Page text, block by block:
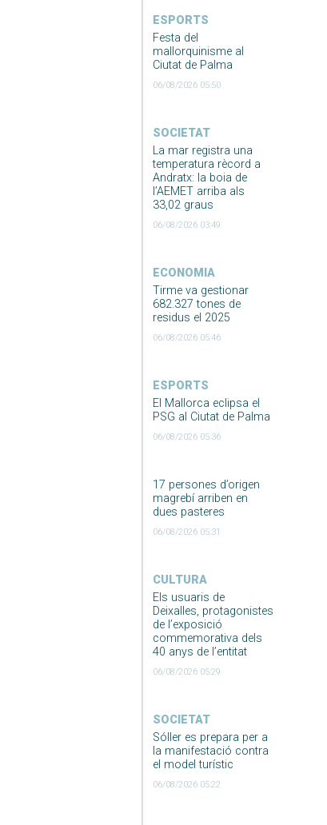
ESPORTS
Festa del
mallorquinisme al
Ciutat de Palma
06/08/2026 05:50
SOCIETAT
La mar registra una
temperatura rècord a
Andratx: la boia de
l’AEMET arriba als
33,02 graus
06/08/2026 03:49
ECONOMIA
Tirme va gestionar
682.327 tones de
residus el 2025
06/08/2026 05:46
ESPORTS
El Mallorca eclipsa el
PSG al Ciutat de Palma
06/08/2026 05:36
17 persones d’origen
magrebí arriben en
dues pasteres
06/08/2026 05:31
CULTURA
Els usuaris de
Deixalles, protagonistes
de l’exposició
commemorativa dels
40 anys de l’entitat
06/08/2026 05:29
SOCIETAT
Sóller es prepara per a
la manifestació contra
el model turístic
06/08/2026 05:22